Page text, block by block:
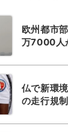
欧州都市
万7000人
仏で新環
の走行規